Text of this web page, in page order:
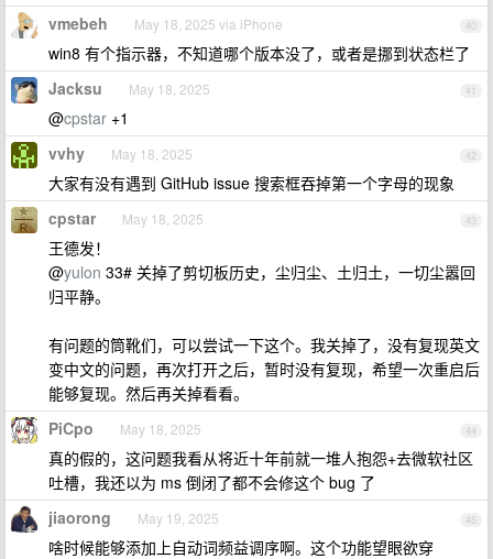
40
vmebeh May 18, 2025 via iPhone
win8 有个指示器，不知道哪个版本没了，或者是挪到状态栏了
41
Jacksu May 18, 2025
@cpstar +1
42
vvhy May 18, 2025
大家有没有遇到 GitHub issue 搜索框吞掉第一个字母的现象
43
cpstar May 18, 2025
王德发！
@yulon 33# 关掉了剪切板历史，尘归尘、土归土，一切尘嚣回
归平静。
有问题的筒靴们，可以尝试一下这个。我关掉了，没有复现英文
变中文的问题，再次打开之后，暂时没有复现，希望一次重启后
能够复现。然后再关掉看看。
44
PiCpo May 18, 2025
真的假的，这问题我看从将近十年前就一堆人抱怨+去微软社区
吐槽，我还以为 ms 倒闭了都不会修这个 bug 了
45
jiaorong May 19, 2025
啥时候能够添加上自动词频益调序啊。这个功能望眼欲穿